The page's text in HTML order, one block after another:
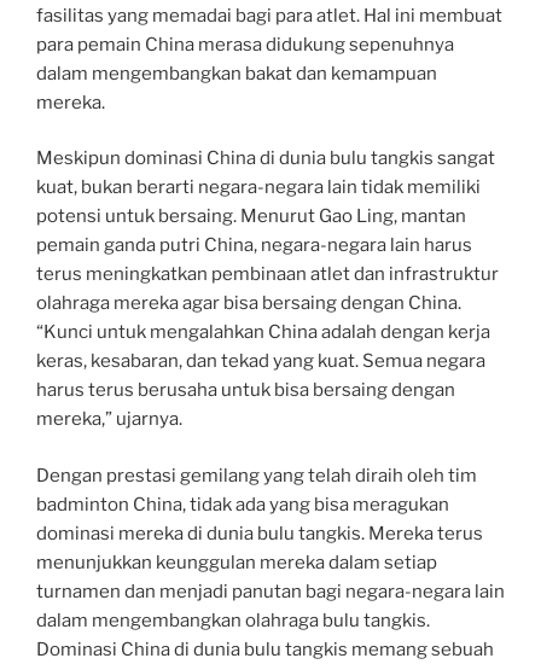
fasilitas yang memadai bagi para atlet. Hal ini membuat
para pemain China merasa didukung sepenuhnya
dalam mengembangkan bakat dan kemampuan
mereka.
Meskipun dominasi China di dunia bulu tangkis sangat
kuat, bukan berarti negara-negara lain tidak memiliki
potensi untuk bersaing. Menurut Gao Ling, mantan
pemain ganda putri China, negara-negara lain harus
terus meningkatkan pembinaan atlet dan infrastruktur
olahraga mereka agar bisa bersaing dengan China.
“Kunci untuk mengalahkan China adalah dengan kerja
keras, kesabaran, dan tekad yang kuat. Semua negara
harus terus berusaha untuk bisa bersaing dengan
mereka,” ujarnya.
Dengan prestasi gemilang yang telah diraih oleh tim
badminton China, tidak ada yang bisa meragukan
dominasi mereka di dunia bulu tangkis. Mereka terus
menunjukkan keunggulan mereka dalam setiap
turnamen dan menjadi panutan bagi negara-negara lain
dalam mengembangkan olahraga bulu tangkis.
Dominasi China di dunia bulu tangkis memang sebuah